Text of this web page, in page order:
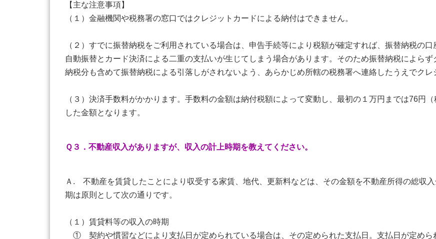
【主な注意事項】
（１）金融機関や税務署の窓口ではクレジットカードによる納付はできません。
（２）すでに振替納税をご利用されている場合は、申告手続等により税額が確定すれば、振替納税の
自動振替とカード決済による二重の支払いが生じてしまう場合があります。そのため振替納税によら
納税分も含めて振替納税による引落しがされないよう、あらかじめ所轄の税務署へ連絡したうえでクレ
（３）決済手数料がかかります。手数料の金額は納付税額によって変動し、最初の１万円までは76円
した金額となります。
Ｑ３．不動産収入がありますが、収入の計上時期を教えてください。
Ａ. 不動産を賃貸したことにより収受する家賃、地代、更新料などは、その金額を不動産所得の総収
期は原則として次の通りです。
（１）賃貸料等の収入の時期
① 契約や慣習などにより支払日が定められている場合は、その定められた支払日。支払日が定めら